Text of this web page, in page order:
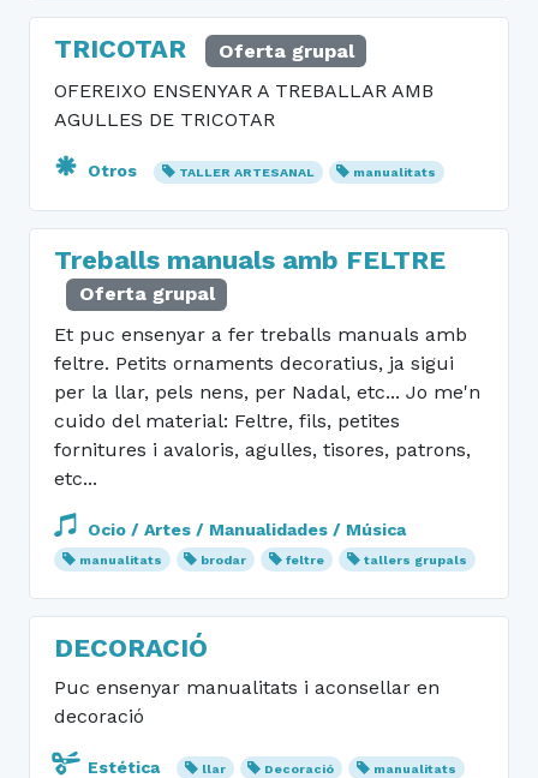
TRICOTAR
Oferta grupal
OFEREIXO ENSENYAR A TREBALLAR AMB
AGULLES DE TRICOTAR
Otros TALLER ARTESANAL manualitats
Treballs manuals amb FELTRE
Oferta grupal
Et puc ensenyar a fer treballs manuals amb
feltre. Petits ornaments decoratius, ja sigui
per la llar, pels nens, per Nadal, etc... Jo me'n
cuido del material: Feltre, fils, petites
fornitures i avaloris, agulles, tisores, patrons,
etc...
Ocio / Artes / Manualidades / Música
manualitats brodar feltre tallers grupals
DECORACIÓ
Puc ensenyar manualitats i aconsellar en
decoració
Estética llar Decoració manualitats